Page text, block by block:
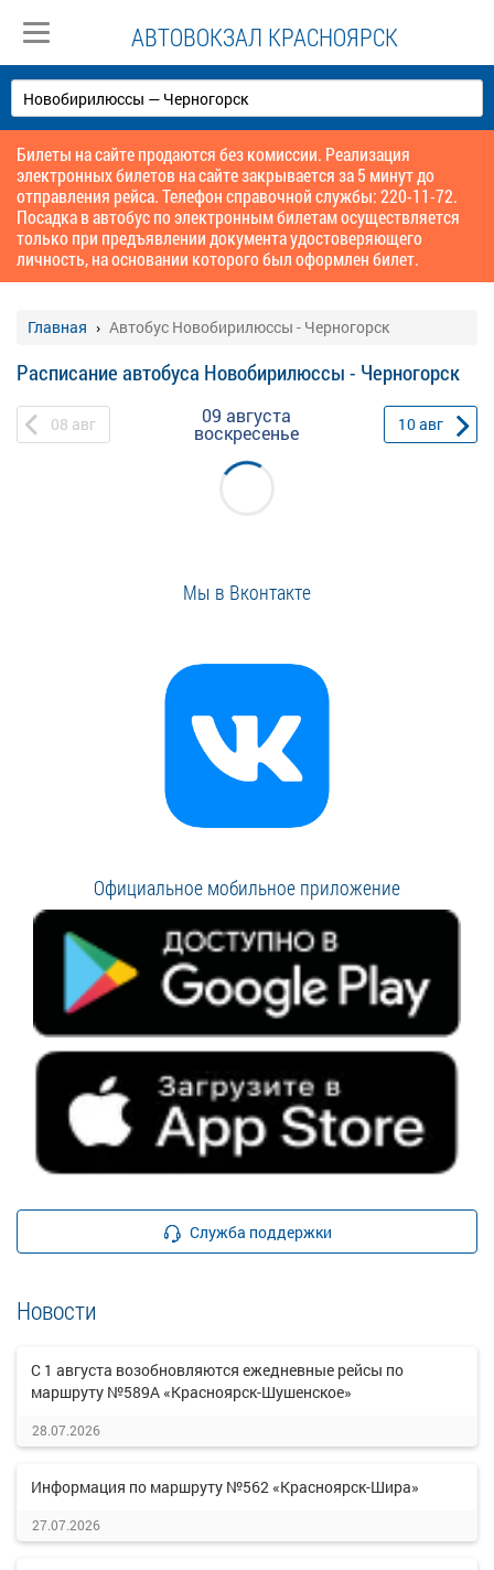
АВТОВОКЗАЛ КРАСНОЯРСК
Билеты на сайте продаются без комиссии. Реализация
электронных билетов на сайте закрывается за 5 минут до
отправления рейса. Телефон справочной службы: 220-11-72.
Посадка в автобус по электронным билетам осуществляется
только при предъявлении документа удостоверяющего
личность, на основании которого был оформлен билет.
Главная Автобус Новобирилюссы - Черногорск
Расписание автобуса Новобирилюссы - Черногорск
08 авг 09 августа
воскресенье 10авг
Мы в Вконтакте
Официальное мобильное приложение
Служба поддержки
Новости
С 1 августа возобновляются ежедневные рейсы по
маршруту №589А «Красноярск-Шушенское»
28.07.2026
Информация по маршруту №562 «Красноярск-Шира»
27.07.2026